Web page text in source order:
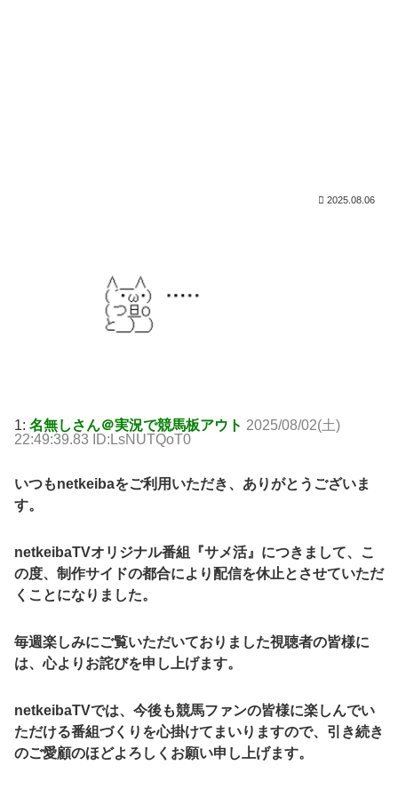
2025.08.06
1: 名無しさん＠実況で競馬板アウト 2025/08/02(土)
22:49:39.83 ID:LsNUTQoT0
いつもnetkeibaをご利用いただき、ありがとうございま
す。
netkeibaTVオリジナル番組『サメ活』につきまして、こ
の度、制作サイドの都合により配信を休止とさせていただ
くことになりました。
毎週楽しみにご覧いただいておりました視聴者の皆様に
は、心よりお詫びを申し上げます。
netkeibaTVでは、今後も競馬ファンの皆様に楽しんでい
ただける番組づくりを心掛けてまいりますので、引き続き
のご愛顧のほどよろしくお願い申し上げます。